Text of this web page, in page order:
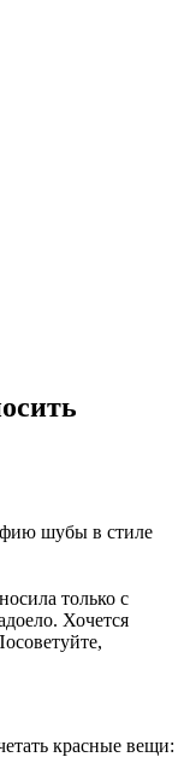
шубы в стиле
только с
Хочется
красные вещи: